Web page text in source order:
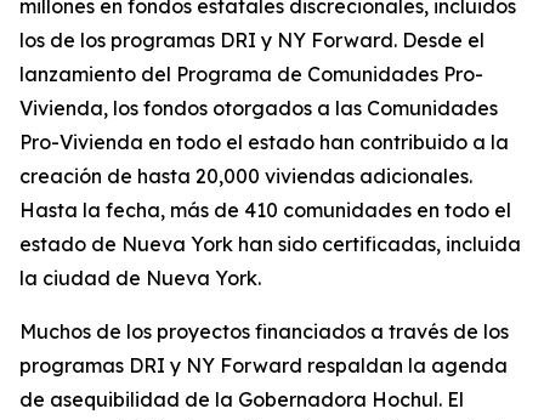
millones en fondos estatales discrecionales, incluidos
los de los programas DRI y NY Forward. Desde el
lanzamiento del Programa de Comunidades Pro-
Vivienda, los fondos otorgados a las Comunidades
Pro-Vivienda en todo el estado han contribuido a la
creación de hasta 20,000 viviendas adicionales.
Hasta la fecha, más de 410 comunidades en todo el
estado de Nueva York han sido certificadas, incluida
la ciudad de Nueva York.
Muchos de los proyectos financiados a través de los
programas DRI y NY Forward respaldan la agenda
de asequibilidad de la Gobernadora Hochul. El